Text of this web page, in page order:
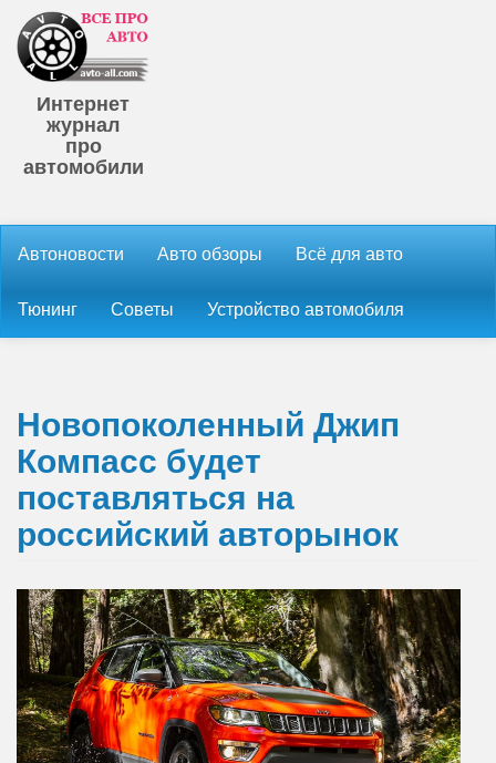
Интернет
журнал
про
автомобили
Автоновости Авто обзоры Всё для авто
Тюнинг Советы Устройство автомобиля
Новопоколенный Джип
Компасс будет
поставляться на
российский авторынок